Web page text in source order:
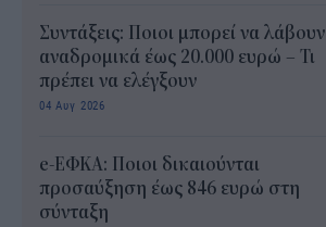
Συντάξεις: Ποιοι μπορεί να λάβουν
αναδρομικά έως 20.000 ευρώ – Τι
πρέπει να ελέγξουν
04 Αυγ 2026
e-ΕΦΚΑ: Ποιοι δικαιούνται
προσαύξηση έως 846 ευρώ στη
σύνταξη